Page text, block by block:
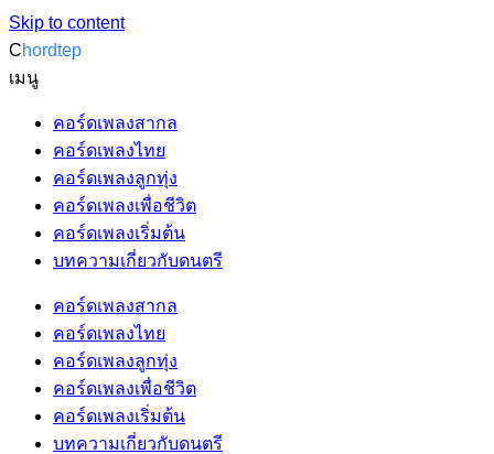
Skip to content
Chordtep
เมนู
คอร์ดเพลงสากล
คอร์ดเพลงไทย
คอร์ดเพลงลูกทุ่ง
คอร์ดเพลงเพื่อชีวิต
คอร์ดเพลงเริ่มต้น
บทความเกี่ยวกับดนตรี
คอร์ดเพลงสากล
คอร์ดเพลงไทย
คอร์ดเพลงลูกทุ่ง
คอร์ดเพลงเพื่อชีวิต
คอร์ดเพลงเริ่มต้น
บทความเกี่ยวกับดนตรี